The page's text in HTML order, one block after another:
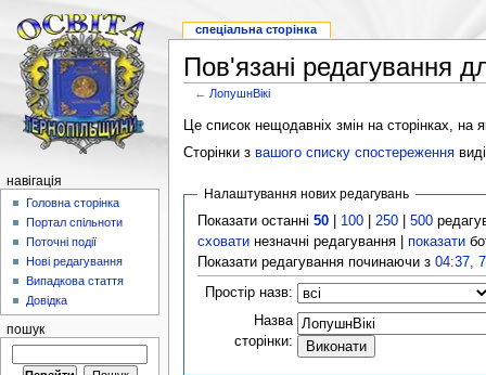
Пов'язані редагування
← ЛопушнВікі
Це список нещодавніх змін на сторінках, на
Сторінки з вашого списку спостереження
Налаштування нових редагувань
Показати останні50 100 |250 |500
сховати незначні редагування |показати
Показати редагування починаючи з04:37,
Простір назв:
Назва
сторінки:
спеціальна сторінка
навігація
Головна сторінка
Портал спільноти
Поточні події
Нові редагування
Випадкова стаття
Довідка
пошук